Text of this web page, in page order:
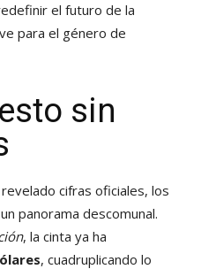
el futuro de la
para el género de
sin
cifras oficiales, los
panorama descomunal.
, la cinta ya ha
, cuadruplicando lo